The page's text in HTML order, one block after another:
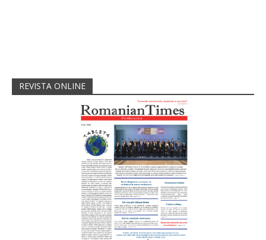
REVISTA ONLINE